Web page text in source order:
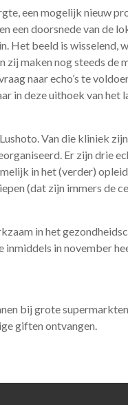
een mogelijk nieuw
een doorsnede van de
Het beeld is wisselend,
maken nog steeds
naar echo’s te
in deze uithoek van
Van die kliniek
Er zijn drie
in het (verder)
(dat zijn immers de
in het
inmiddels in november
bij grote
giften ontvangen.